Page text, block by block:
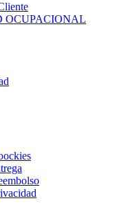
OCUPACIONAL